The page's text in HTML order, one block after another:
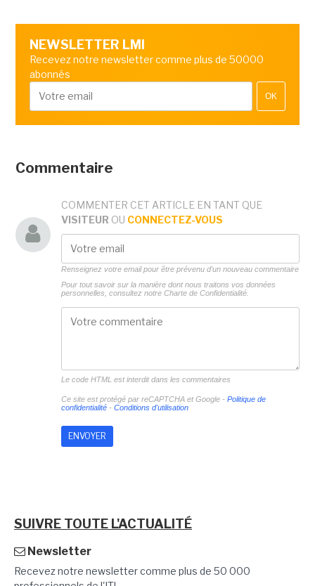
NEWSLETTER LMI
Recevez notre newsletter comme plus de 50000
abonnés
OK
Commentaire
COMMENTER CET ARTICLE EN TANT QUE
VISITEUR OU CONNECTEZ-VOUS
Renseignez votre email pour être prévenu d'un nouveau commentaire
Pour tout savoir sur la manière dont nous traitons vos données
personnelles, consultez notre Charte de Confidentialité.
Le code HTML est interdit dans les commentaires
Ce site est protégé par reCAPTCHA et Google - Politique de
confidentialité- Conditions d'utilisation
SUIVRE TOUTE L'ACTUALITÉ
Newsletter
Recevez notre newsletter comme plus de 50 000